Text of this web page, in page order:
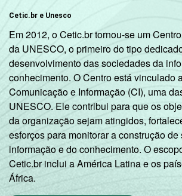
DE
SITUAÇÃO
DE
EMPREGO
Trabalhador
Desempregado
Não integra a
economicamente
Cetic.br e Unesco
Em 2012, o Cetic.br tornou-se um
da UNESCO, o primeiro do tipo
desenvolvimento das sociedades da
conhecimento. O Centro está vinculado
Comunicação e Informação (CI), uma
UNESCO. Ele contribui para que os
da organização sejam atingidos,
esforços para monitorar a construção
informação e do conhecimento. O
Cetic.br inclui a América Latina e os
África.